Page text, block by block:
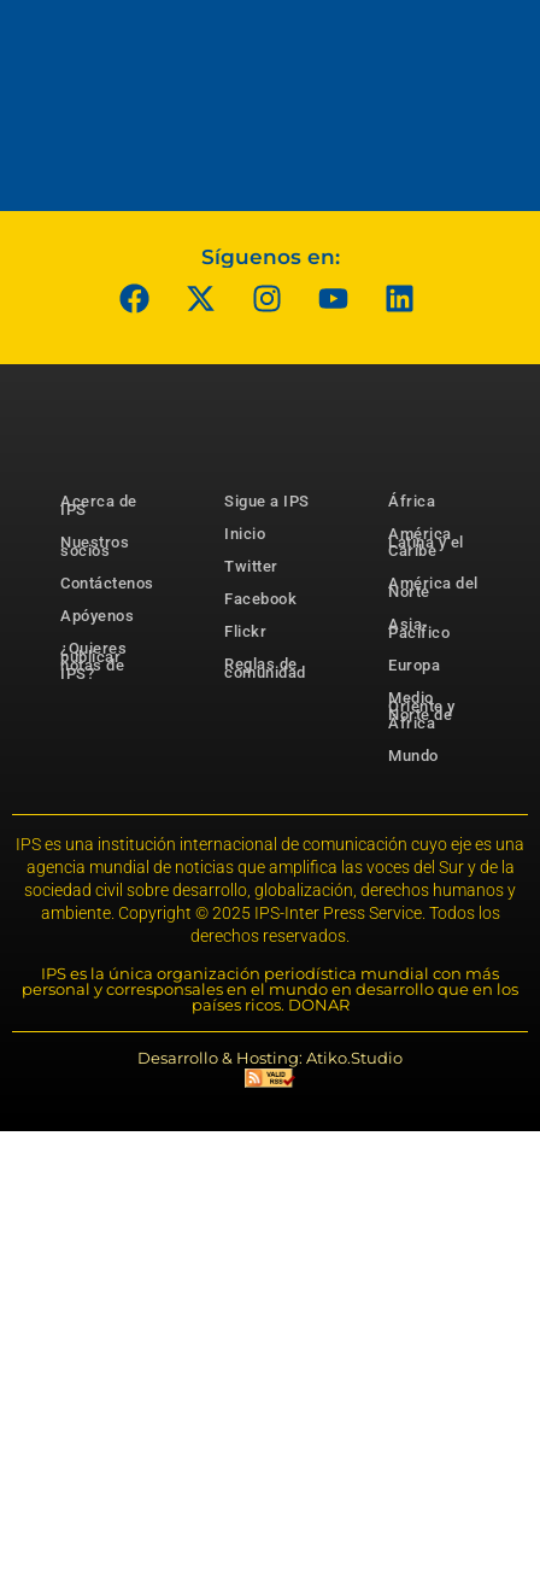
Síguenos en:
Acerca de
IPS
Nuestros
socios
Contáctenos
Apóyenos
¿Quieres
publicar
notas de
IPS?
Sigue a IPS
Inicio
Twitter
Facebook
Flickr
Reglas de
comunidad
África
América
Latina y el
Caribe
América del
Norte
Asia-
Pacífico
Europa
Medio
Oriente y
Norte de
África
Mundo
IPS es una institución internacional de comunicación cuyo eje es una
agencia mundial de noticias que amplifica las voces del Sur y de la
sociedad civil sobre desarrollo, globalización, derechos humanos y
ambiente. Copyright © 2025 IPS-Inter Press Service. Todos los
derechos reservados.
IPS es la única organización periodística mundial con más
personal y corresponsales en el mundo en desarrollo que en los
países ricos. DONAR
Desarrollo & Hosting: Atiko.Studio